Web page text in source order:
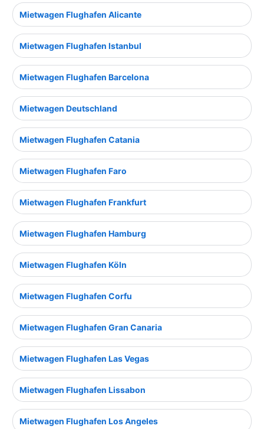
Mietwagen Flughafen Alicante
Mietwagen Flughafen Istanbul
Mietwagen Flughafen Barcelona
Mietwagen Deutschland
Mietwagen Flughafen Catania
Mietwagen Flughafen Faro
Mietwagen Flughafen Frankfurt
Mietwagen Flughafen Hamburg
Mietwagen Flughafen Köln
Mietwagen Flughafen Corfu
Mietwagen Flughafen Gran Canaria
Mietwagen Flughafen Las Vegas
Mietwagen Flughafen Lissabon
Mietwagen Flughafen Los Angeles